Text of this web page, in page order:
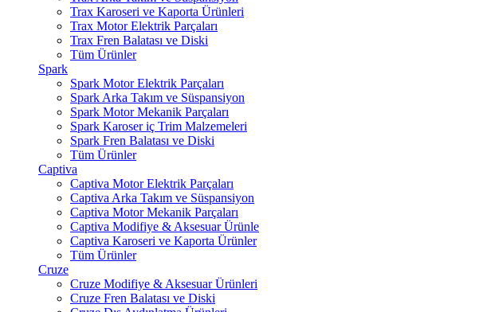
Trax Karoseri ve Kaporta Ürünleri
Trax Motor Elektrik Parçaları
Trax Fren Balatası ve Diski
Tüm Ürünler
Spark
Spark Motor Elektrik Parçaları
Spark Arka Takım ve Süspansiyon
Spark Motor Mekanik Parçaları
Spark Karoser iç Trim Malzemeleri
Spark Fren Balatası ve Diski
Tüm Ürünler
Captiva
Captiva Motor Elektrik Parçaları
Captiva Arka Takım ve Süspansiyon
Captiva Motor Mekanik Parçaları
Captiva Modifiye & Aksesuar Ürünle
Captiva Karoseri ve Kaporta Ürünler
Tüm Ürünler
Cruze
Cruze Modifiye & Aksesuar Ürünleri
Cruze Fren Balatası ve Diski